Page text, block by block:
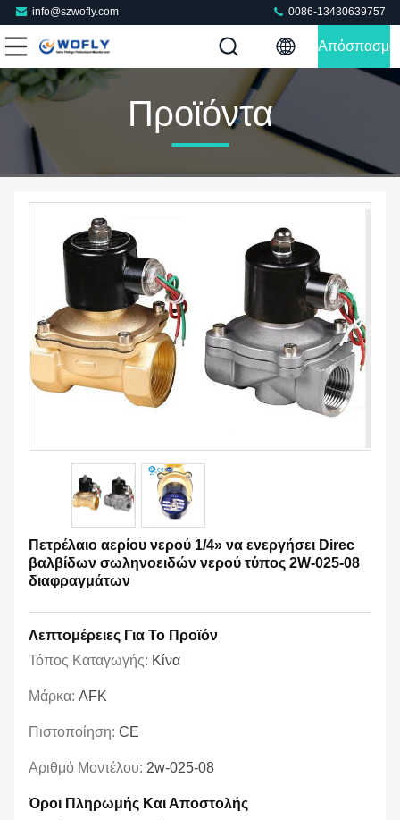
info@szwofly.com 0086-13430639757
Απόσπασμα
Προϊόντα
Πετρέλαιο αερίου νερού 1/4» να ενεργήσει Direc
βαλβίδων σωληνοειδών νερού τύπος 2W-025-08
διαφραγμάτων
Λεπτομέρειες Για Το Προϊόν
Τόπος Καταγωγής: Κίνα
Μάρκα: AFK
Πιστοποίηση: CE
Αριθμό Μοντέλου: 2w-025-08
Όροι Πληρωμής Και Αποστολής